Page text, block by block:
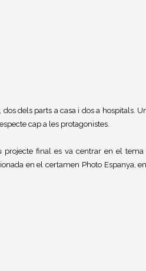
, dos dels parts a casa i dos a hospitals.
cap a les protagonistes.
projecte final es va centrar en el tema
en el certamen Photo Espanya,